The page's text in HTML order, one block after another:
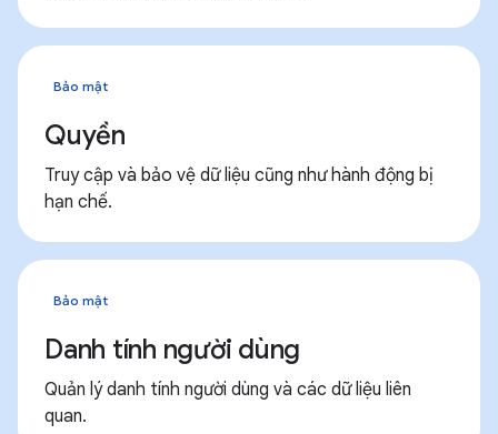
Bảo mật
Quyền
Truy cập và bảo vệ dữ liệu cũng như hành động bị
hạn chế.
Bảo mật
Danh tính người dùng
Quản lý danh tính người dùng và các dữ liệu liên
quan.